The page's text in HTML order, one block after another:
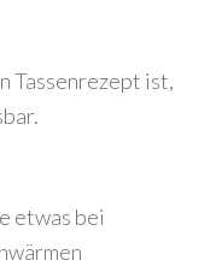
Tassenrezept ist,
etwas bei